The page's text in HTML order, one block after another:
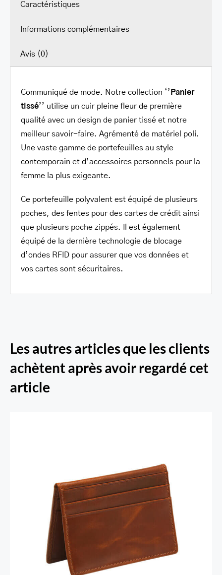
Caractéristiques
Informations complémentaires
Avis (0)
Communiqué de mode. Notre collection ‘’ Panier
tissé’’ utilise un cuir pleine fleur de première
qualité avec un design de panier tissé et notre
meilleur savoir-faire. Agrémenté de matériel poli.
Une vaste gamme de portefeuilles au style
contemporain et d’accessoires personnels pour la
femme la plus exigeante.
Ce portefeuille polyvalent est équipé de plusieurs
poches, des fentes pour des cartes de crédit ainsi
que plusieurs poche zippés. Il est également
équipé de la dernière technologie de blocage
d’ondes RFID pour assurer que vos données et
vos cartes sont sécuritaires.
Les autres articles que les clients
achètent après avoir regardé cet
article
Porte-cartes RFID Secure